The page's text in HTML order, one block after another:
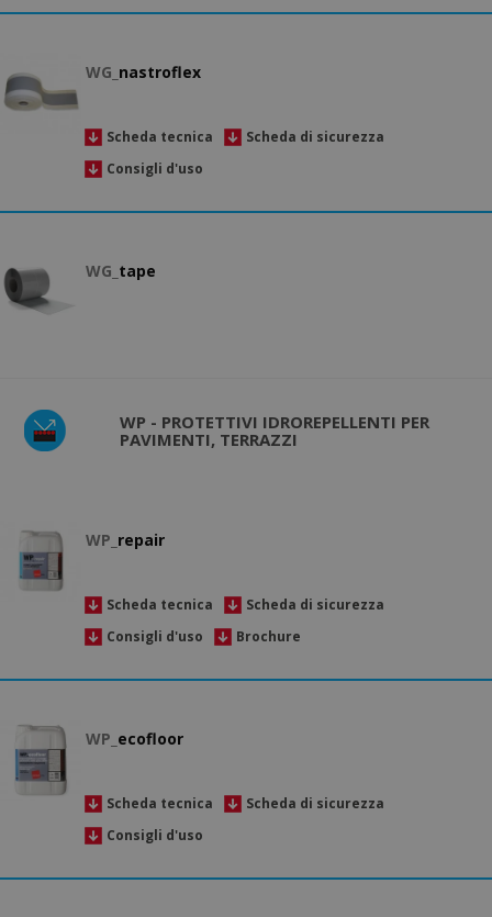
WG_ nastroflex
Scheda tecnica
Scheda di sicurezza
Consigli d'uso
WG_ tape
WP - PROTETTIVI IDROREPELLENTI PER
PAVIMENTI, TERRAZZI
WP_ repair
Scheda tecnica
Scheda di sicurezza
Consigli d'uso
Brochure
WP_ ecofloor
Scheda tecnica
Scheda di sicurezza
Consigli d'uso